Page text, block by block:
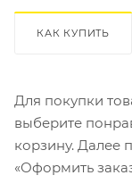
КАК КУПИТЬ
Для покупки
выберите
корзину. Далее
«Оформить